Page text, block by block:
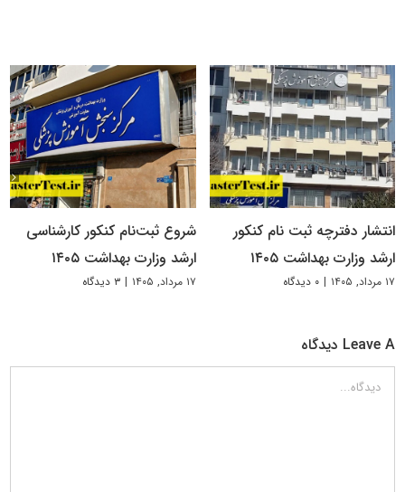
انتشار دفترچه ثبت نام کنکور
ارشد وزارت بهداشت ۱۴۰۵
۱۷ مرداد, ۱۴۰۵ | ۰ دیدگاه
شروع ثبت‌نام کنکور کارشناسی
ارشد وزارت بهداشت ۱۴۰۵
۱۷ مرداد, ۱۴۰۵ | ۳ دیدگاه
Leave A دیدگاه
دیدگاه